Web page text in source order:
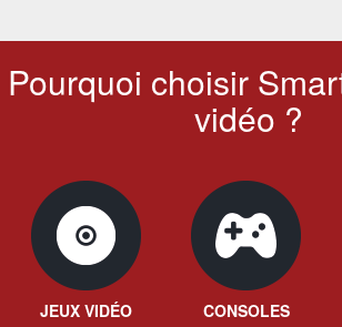
Pourquoi choisir
vidéo ?
JEUX VIDÉO CONSOLES